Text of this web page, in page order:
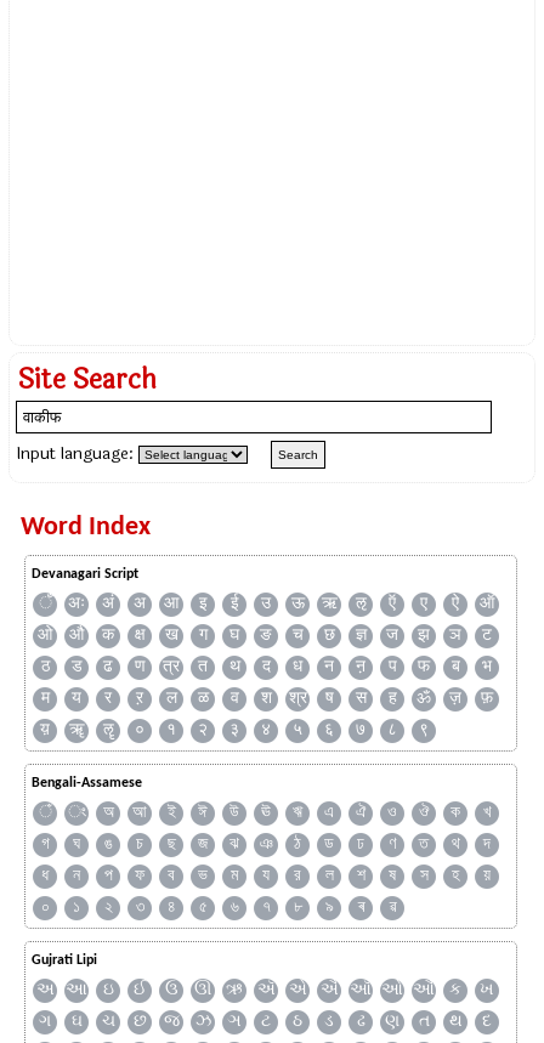
Site Search
Input language:
Word Index
Devanagari Script
ँ अः अं अ आ इ ई उ ऊ ऋ ऌ ऍ ए ऐ
ऑ
ओ
औ क क्ष ख ग घ ङ च छ ज्ञ ज झ ञ
ट
ठ
ड ढ ण त्र त थ द ध न ऩ प फ ब
भ
म
य र ऱ ल ळ व श श्र ष स ह ॐ ज़
फ़
य़
ॠ ॡ ० १ २ ३ ४ ५ ६ ७ ८ ९
Bengali-Assamese
ঁ ং অ আ ই ঈ উ ঊ ঋ এ ঐ ও ঔ ক
খ
গ
ঘ ঙ চ ছ জ ঝ ঞ ঠ ড ঢ ণ ত থ
দ
ধ
ন প ফ ব ভ ম য র ল শ ষ স হ
য়
০
১ ২ ৩ ৪ ৫ ৬ ৭ ৮ ৯ ৰ ৱ
Gujrati Lipi
અ આ ઇ ઈ ઉ ઊ ઋ ઍ એ ઐ ઑ ઓ ઔ ક
ખ
ગ
ઘ ચ છ જ ઝ ઞ ટ ઠ ડ ઢ ણ ત થ
દ